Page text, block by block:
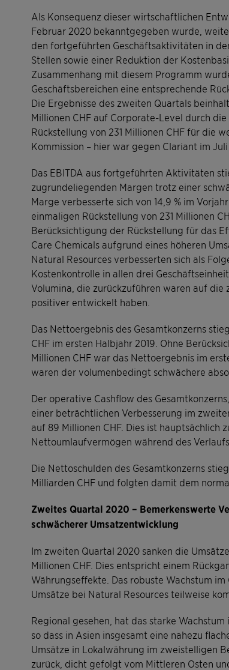
Als Konsequenz dieser wirtschaftlichen
Februar 2020 bekanntgegeben wurde,
den fortgeführten Geschäftsaktivitäten in
Stellen sowie einer Reduktion der
Zusammenhang mit diesem Programm
Geschäftsbereichen eine entsprechende
Die Ergebnisse des zweiten Quartals
Millionen CHF auf Corporate-Level durch
Rückstellung von 231 Millionen CHF für die
Kommission – hier war gegen Clariant im
Das EBITDA aus fortgeführten Aktivitäten
zugrundeliegenden Margen trotz einer
Marge verbesserte sich von 14,9 % im
einmaligen Rückstellung von 231 Millionen
Berücksichtigung der Rückstellung für das
Care Chemicals aufgrund eines höheren
Natural Resources verbesserten sich als
Kostenkontrolle in allen drei
Volumina, die zurückzuführen waren auf
positiver entwickelt haben.
Das Nettoergebnis des Gesamtkonzerns
CHF im ersten Halbjahr 2019. Ohne
Millionen CHF war das Nettoergebnis im
waren der volumenbedingt schwächere
Der operative Cashflow des
einer beträchtlichen Verbesserung im
auf 89 Millionen CHF. Dies ist
Nettoumlaufvermögen während des Verlaufs
Die Nettoschulden des Gesamtkonzerns
Milliarden CHF und folgten damit dem
Zweites Quartal 2020 – Bemerkenswerte
schwächerer Umsatzentwicklung
Im zweiten Quartal 2020 sanken die
Millionen CHF. Dies entspricht einem
Währungseffekte. Das robuste Wachstum
Umsätze bei Natural Resources teilweise
Regional gesehen, hat das starke
so dass in Asien insgesamt eine nahezu
Umsätze in Lokalwährung im zweistelligen
zurück, dicht gefolgt vom Mittleren Osten